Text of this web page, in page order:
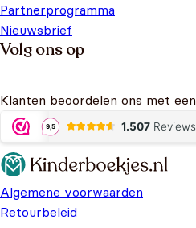
Partnerprogramma
Nieuwsbrief
Volg ons op
Klanten beoordelen ons met een
Algemene voorwaarden
Retourbeleid